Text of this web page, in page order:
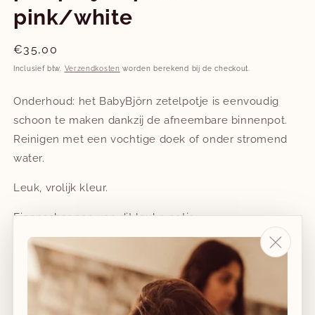
pink/white
Normale
prijs
€35,00
Inclusief btw. Verzendkosten worden berekend bij de checkout.
Onderhoud: het BabyBjörn zetelpotje is eenvoudig
schoon te maken dankzij de afneembare binnenpot.
Reinigen met een vochtige doek of onder stromend
water.
Leuk, vrolijk kleur.
Eigenschappen van dit leuke potje:
Gewicht: 540 gram.
Voorzien van een stevige rugsteun - heel
comfortabel voor jouw mini.
Spatbescherming.